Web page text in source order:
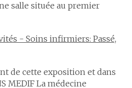
salle située au premier
- Soins infirmiers: Passé,
de cette exposition et dans
MEDIF La médecine